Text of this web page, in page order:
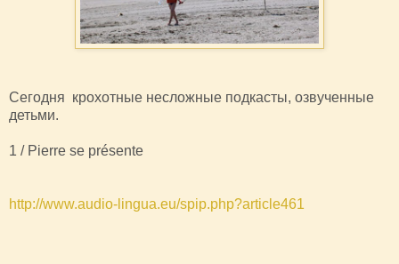
Сегодня крохотные несложные подкасты, озвученные
детьми.
1 / Pierre se présente
http://www.audio-lingua.eu/spip.php?article461